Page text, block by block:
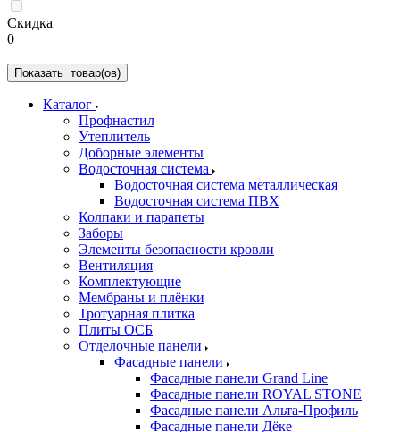
Скидка
0
Показать товар(ов)
Каталог
Профнастил
Утеплитель
Доборные элементы
Водосточная система
Водосточная система металлическая
Водосточная система ПВХ
Колпаки и парапеты
Заборы
Элементы безопасности кровли
Вентиляция
Комплектующие
Мембраны и плёнки
Тротуарная плитка
Плиты ОСБ
Отделочные панели
Фасадные панели
Фасадные панели Grand Line
Фасадные панели ROYAL STONE
Фасадные панели Альта-Профиль
Фасадные панели Дёке